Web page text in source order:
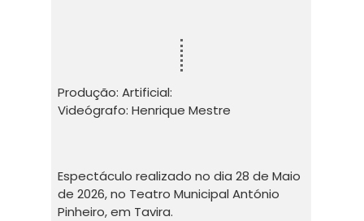
Produção: Artificial:
Videógrafo: Henrique Mestre
Espectáculo realizado no dia 28 de Maio
de 2026, no Teatro Municipal António
Pinheiro, em Tavira.